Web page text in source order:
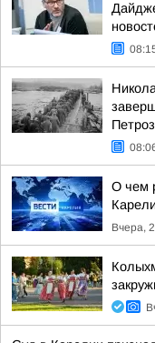
О чем
Вчера,